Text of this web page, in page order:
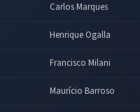
Carlos Marques
Henrique Ogalla
Francisco Milani
Maurício Barroso